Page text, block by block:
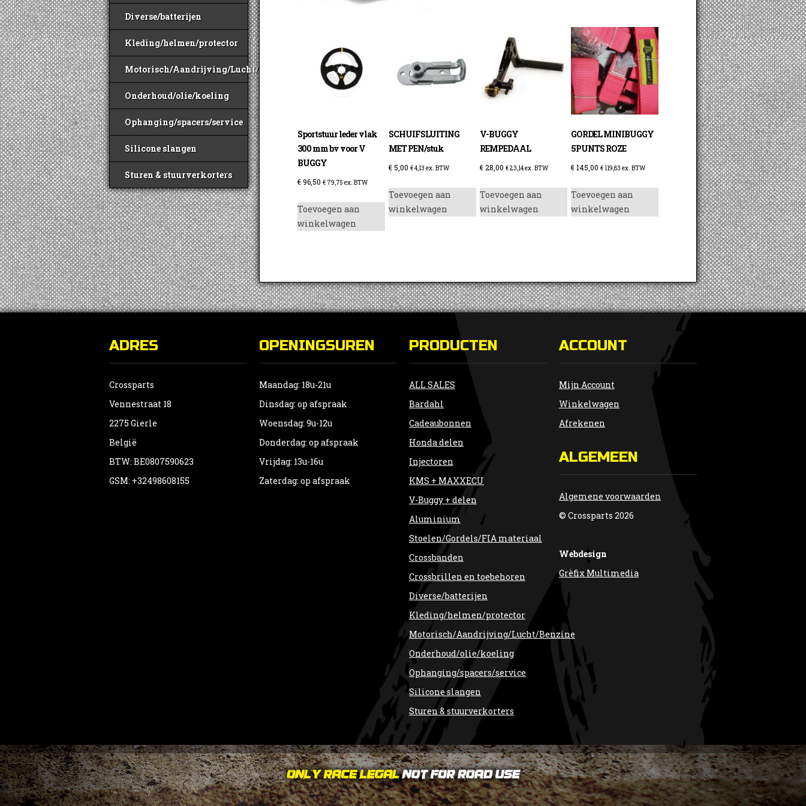
Diverse/batterijen
Kleding/helmen/protector
Motorisch/Aandrijving/Lucht/Benzine
Onderhoud/olie/koeling
Ophanging/spacers/service
Silicone slangen
Sturen & stuurverkorters
Sportstuur leder vlak
300 mm bv voor V
BUGGY
€96,50 € 79,75 ex. BTW
Toevoegen aan
winkelwagen
SCHUIFSLUITING
MET PEN/stuk
€ 5,00 €4,13 ex. BTW
Toevoegen aan
winkelwagen
V-BUGGY
REMPEDAAL
€28,00 €23,14ex. BTW
Toevoegen aan
winkelwagen
GORDEL MINIBUGGY
5PUNTS ROZE
€145,00 €119,83 ex. BTW
Toevoegen aan
winkelwagen
ADRES
Crossparts
Vennestraat 18
2275 Gierle
België
BTW: BE0807590623
GSM: +32498608155
OPENINGSUREN
Maandag: 18u-21u
Dinsdag: op afspraak
Woensdag: 9u-12u
Donderdag: op afspraak
Vrijdag: 13u-16u
Zaterdag: op afspraak
PRODUCTEN
ALL SALES
Bardahl
Cadeaubonnen
Honda delen
Injectoren
KMS + MAXXECU
V-Buggy + delen
Aluminium
Stoelen/Gordels/FIA materiaal
Crossbanden
Crossbrillen en toebehoren
Diverse/batterijen
Kleding/helmen/protector
Motorisch/Aandrijving/Lucht/Benzine
Onderhoud/olie/koeling
Ophanging/spacers/service
Silicone slangen
Sturen & stuurverkorters
ACCOUNT
Mijn Account
Winkelwagen
Afrekenen
ALGEMEEN
Algemene voorwaarden
© Crossparts 2026
Webdesign
Grèfix Multimedia